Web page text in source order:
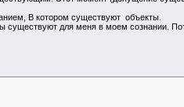
В котором существуют объекты.
существуют для меня в моем сознании.